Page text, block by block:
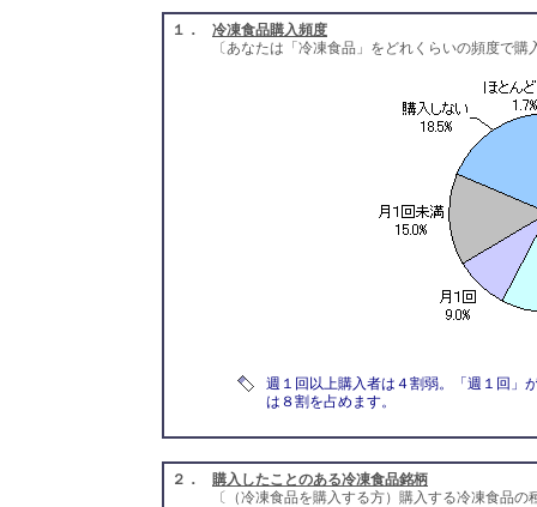
１．
冷凍食品購入頻度
〔あなたは「冷凍食品」をどれくらいの頻度で購
週１回以上購入者は４割弱。「週１回」
は８割を占めます。
２．
購入したことのある冷凍食品銘柄
〔（冷凍食品を購入する方）購入する冷凍食品